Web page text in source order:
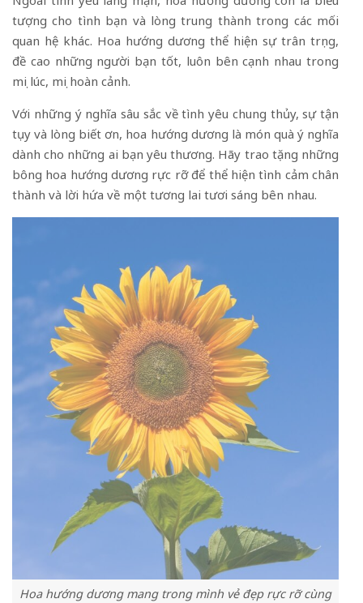
tượng cho tình bạn và lòng trung thành trong các mối
quan hệ khác. Hoa hướng dương thể hiện sự trân trọng,
đề cao những người bạn tốt, luôn bên cạnh nhau trong
mọi lúc, mọi hoàn cảnh.
Với những ý nghĩa sâu sắc về tình yêu chung thủy, sự tận
tụy và lòng biết ơn, hoa hướng dương là món quà ý nghĩa
dành cho những ai bạn yêu thương. Hãy trao tặng những
bông hoa hướng dương rực rỡ để thể hiện tình cảm chân
thành và lời hứa về một tương lai tươi sáng bên nhau.
Hoa hướng dương mang trong mình vẻ đẹp rực rỡ cùng